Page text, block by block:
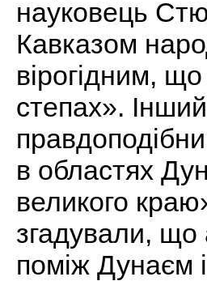
науковець
Кавказом
вірогідним,
степах».
в областях
великого
згадували, що
поміж Дунаєм